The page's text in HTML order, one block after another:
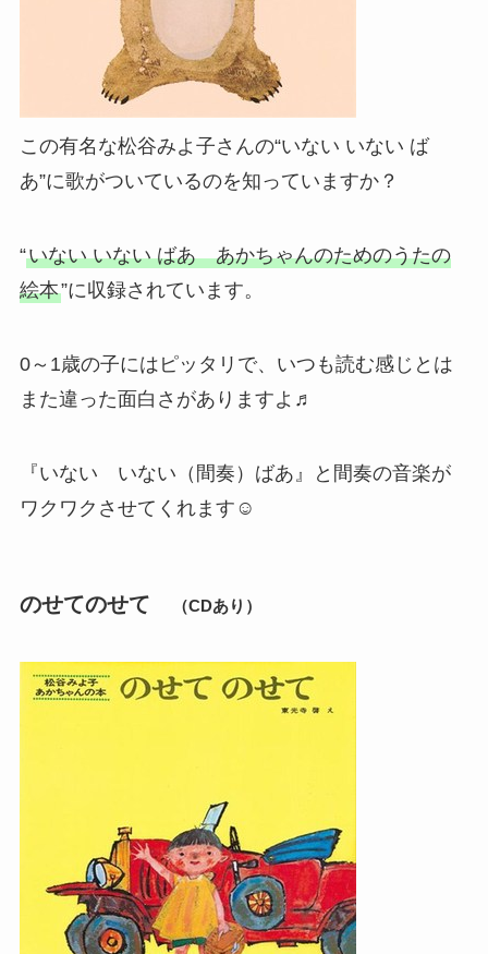
この有名な松谷みよ子さんの“いない いない ば
あ”に歌がついているのを知っていますか？
“いない いない ばあ あかちゃんのためのうたの
絵本”に収録されています。
0～1歳の子にはピッタリで、いつも読む感じとは
また違った面白さがありますよ♬
『いない いない（間奏）ばあ』と間奏の音楽が
ワクワクさせてくれます☺
のせてのせて （CDあり）